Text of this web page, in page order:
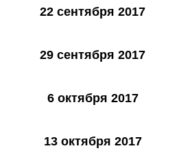
22 сентября 2017
29 сентября 2017
6 октября 2017
13 октября 2017